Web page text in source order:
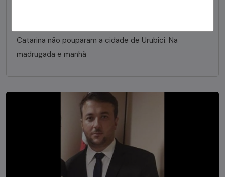
Catarina não pouparam a cidade de Urubici. Na
madrugada e manhã